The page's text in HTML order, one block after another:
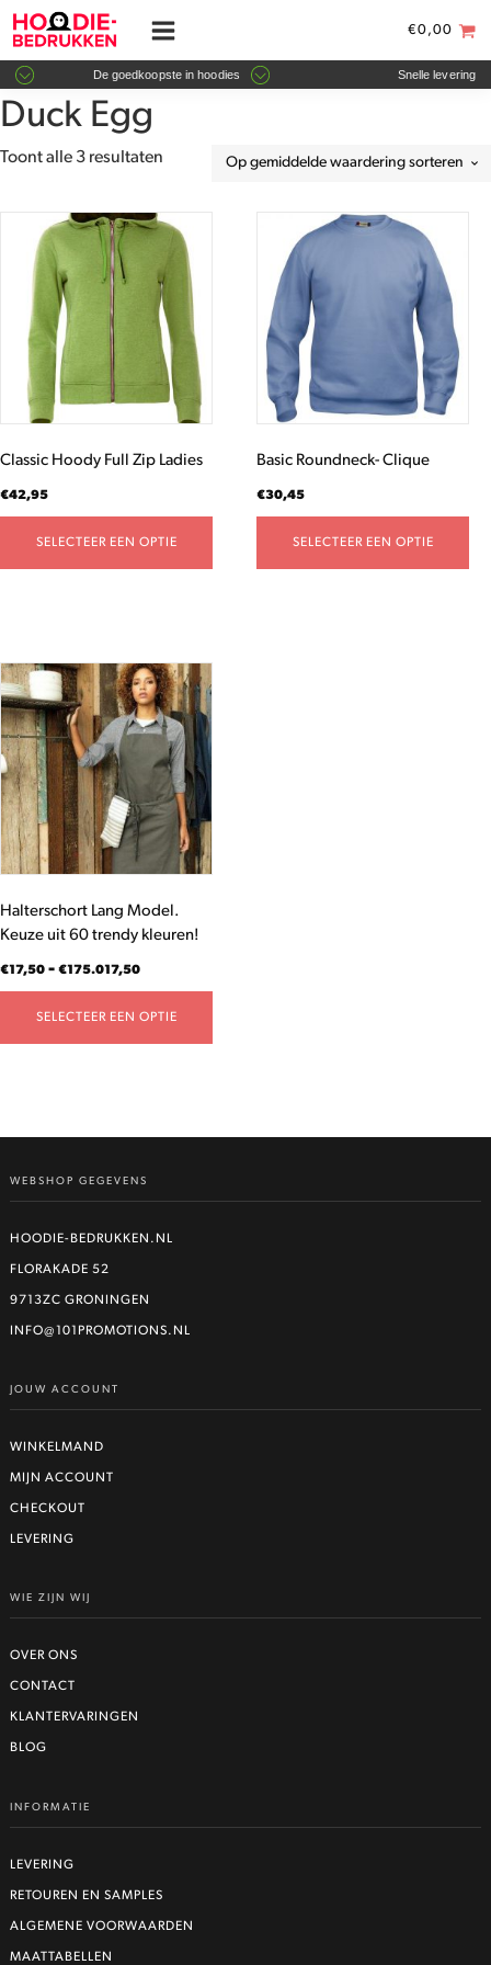
€0,00
De goedkoopste in hoodies Snelle levering
Duck Egg
Toont alle 3 resultaten Gesorteerd
waardering
Classic Hoody Full Zip Ladies
€42,95
SELECTEER EEN OPTIE
product
heeft
meerdere
variaties.
Deze
optie
gekozen
op
de
Basic Roundneck- Clique
€30,45
SELECTEER EEN OPTIE
product
heeft
meerdere
variaties.
Deze
optie
kan
gekozen
op
de
Halterschort Lang Model.
Keuze uit 60 trendy kleuren!
€17,50 - €175.017,50Prijsklasse:
€17,50
tot
€175.017,50
SELECTEER EEN OPTIE
Dit
product
heeft
meerdere
variaties.
Deze
optie
kan
gekozen
op
de
productpagina
WEBSHOP GEGEVENS
HOODIE-BEDRUKKEN.NL
FLORAKADE 52
9713ZC GRONINGEN
INFO@101PROMOTIONS.NL
JOUW ACCOUNT
WINKELMAND
MIJN ACCOUNT
CHECKOUT
LEVERING
WIE ZIJN WIJ
OVER ONS
CONTACT
KLANTERVARINGEN
BLOG
INFORMATIE
LEVERING
RETOUREN EN SAMPLES
ALGEMENE VOORWAARDEN
MAATTABELLEN